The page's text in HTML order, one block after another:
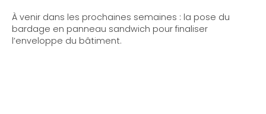
À venir dans les prochaines semaines : la pose du
bardage en panneau sandwich pour finaliser
l’enveloppe du bâtiment.